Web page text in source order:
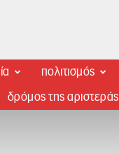
πολιτισμός
δρόμος της αριστεράς